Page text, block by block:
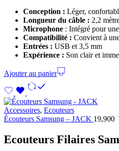
Conception : Léger,
Longueur du câble : 2,2
Microphone : Intégré pour
Compatibilité : Convient à
Entrées : USB et 3,5 mm
Expérience : Son clair et
Ajouter au panier
Accessoires, Ecouteurs
Écouteurs Samsung – JACK 19,900
Ecouteurs Filaires